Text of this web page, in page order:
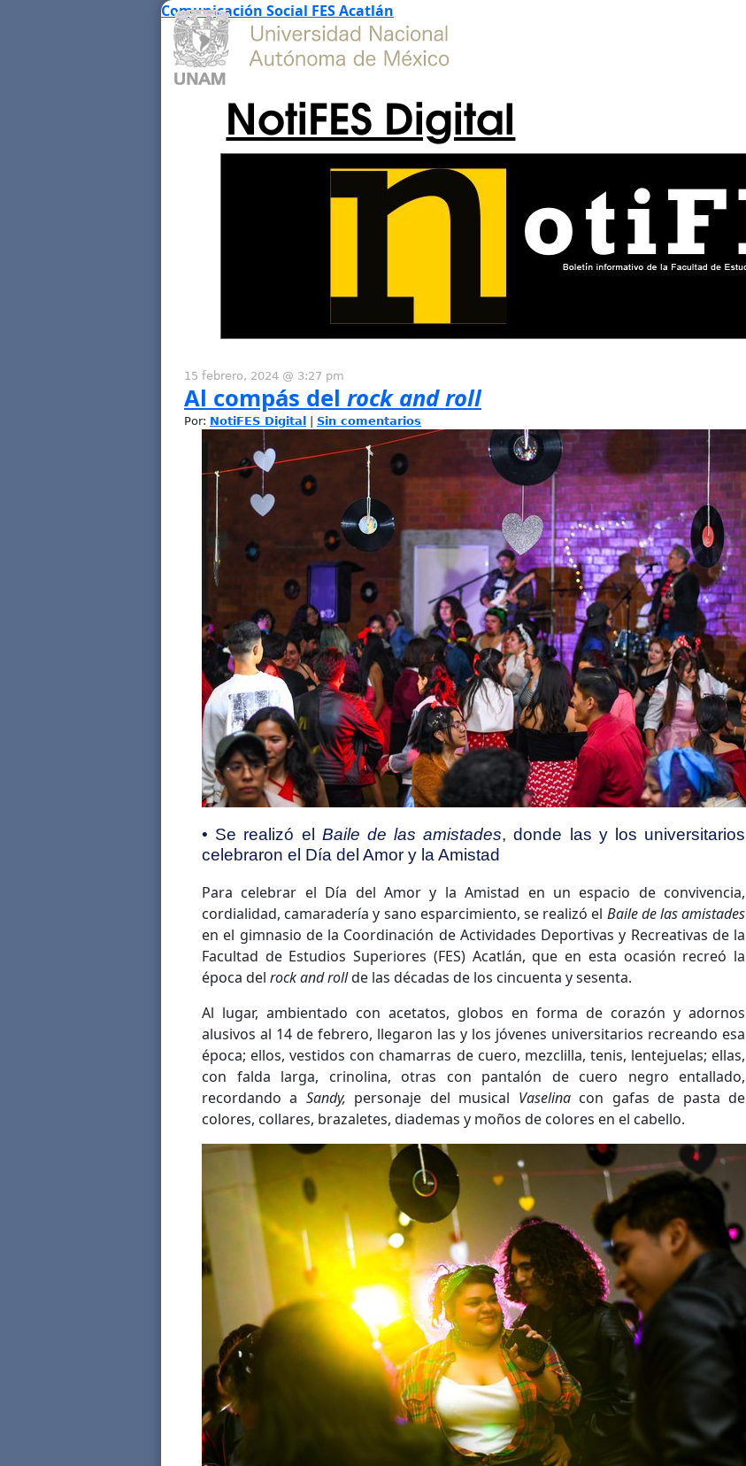
Comunicación Social FES Acatlán
NotiFES Digital
15 febrero, 2024 @ 3:27 pm
Al compás del rock and roll
Por: NotiFES Digital Sin comentarios
• Se realizó el Baile de las amistades, donde las y los universitarios
celebraron el Día del Amor y la Amistad
Para celebrar el Día del Amor y la Amistad en un espacio de convivencia,
cordialidad, camaradería y sano esparcimiento, se realizó el Baile de las amistades
en el gimnasio de la Coordinación de Actividades Deportivas y Recreativas de la
Facultad de Estudios Superiores (FES) Acatlán, que en esta ocasión recreó la
época del rock and rollde las décadas de los cincuenta y sesenta.
Al lugar, ambientado con acetatos, globos en forma de corazón y adornos
alusivos al 14 de febrero, llegaron las y los jóvenes universitarios recreando esa
época; ellos, vestidos con chamarras de cuero, mezclilla, tenis, lentejuelas; ellas,
con falda larga, crinolina, otras con pantalón de cuero negro entallado,
recordando a Sandy, personaje del musical Vaselinacon gafas de pasta de
colores, collares, brazaletes, diademas y moños de colores en el cabello.